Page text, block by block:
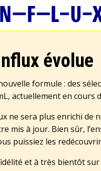
évolue
formule : des
actuellement en cours
ne sera plus enrichi de
mis à jour. Bien sûr,
puissiez les
et à très bientôt sur